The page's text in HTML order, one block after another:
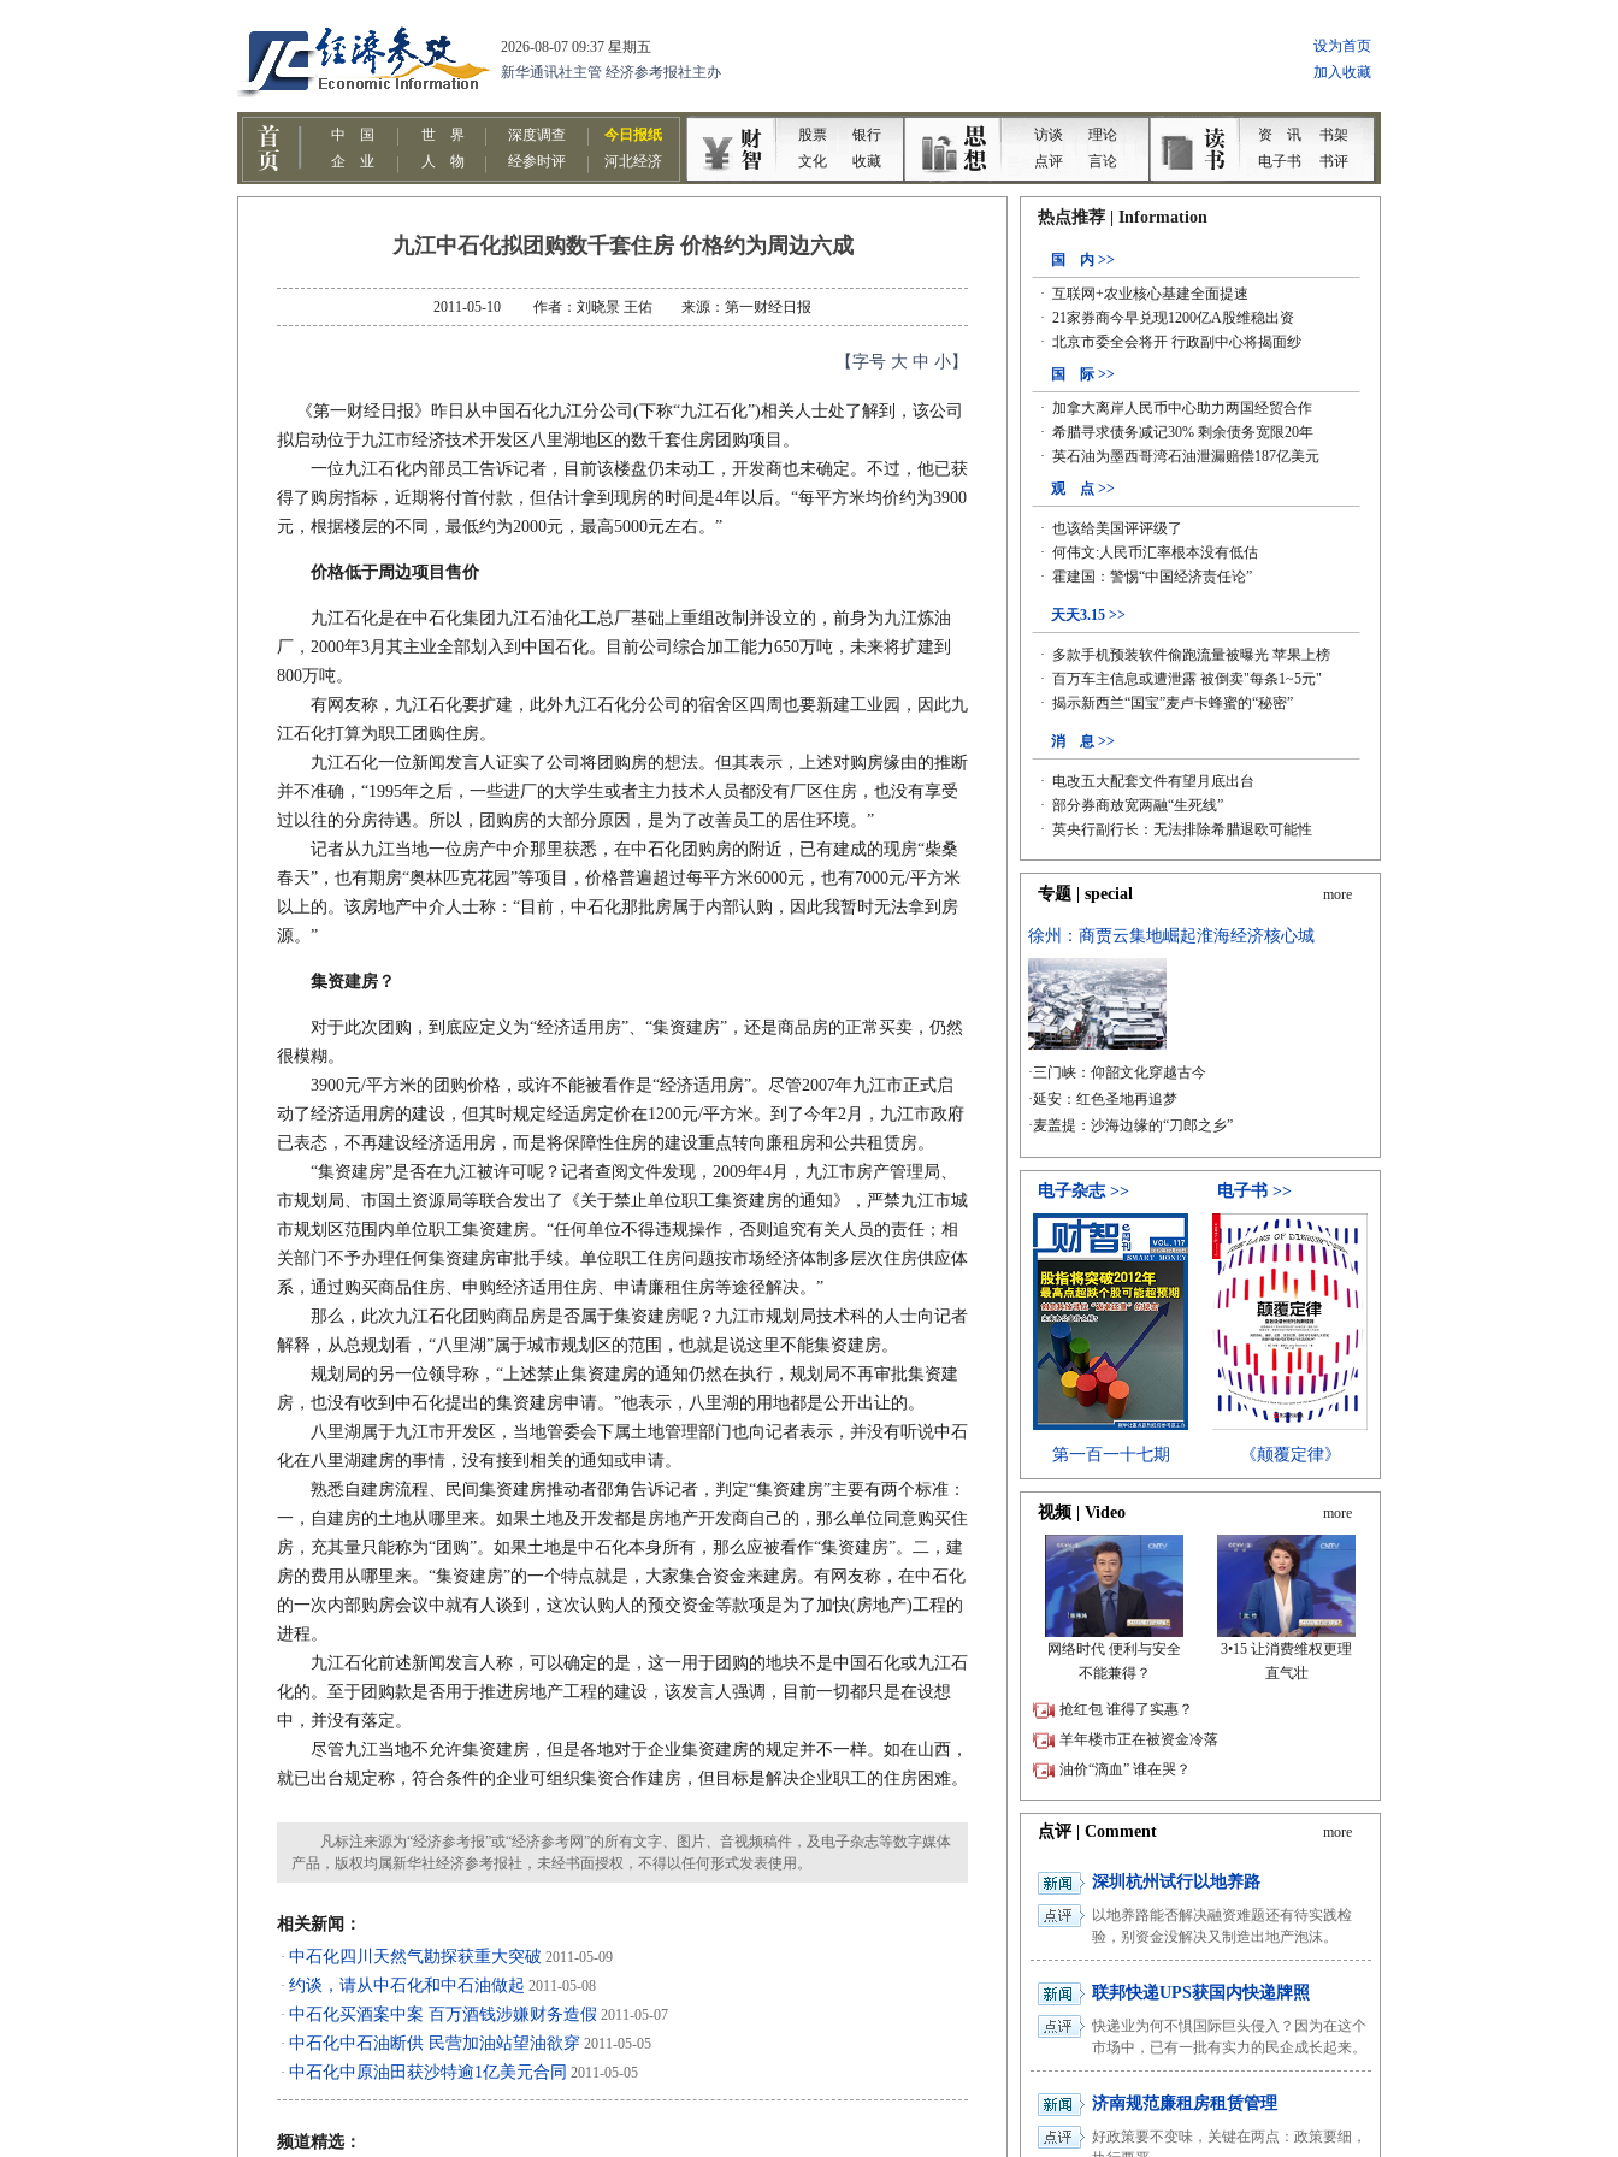
九江中石化拟团购数千套住房 价格约为周边六成
2011-05-10 作者：刘晓景 王佑 来源：第一财经日报
【字号 大 中 小】
《第一财经日报》昨日从中国石化九江分公司(下称“九江石化”)相关人士处了解到，该公司
拟启动位于九江市经济技术开发区八里湖地区的数千套住房团购项目。
一位九江石化内部员工告诉记者，目前该楼盘仍未动工，开发商也未确定。不过，他已获
得了购房指标，近期将付首付款，但估计拿到现房的时间是4年以后。“每平方米均价约为3900
元，根据楼层的不同，最低约为2000元，最高5000元左右。”
价格低于周边项目售价
九江石化是在中石化集团九江石油化工总厂基础上重组改制并设立的，前身为九江炼油
厂，2000年3月其主业全部划入到中国石化。目前公司综合加工能力650万吨，未来将扩建到
800万吨。
有网友称，九江石化要扩建，此外九江石化分公司的宿舍区四周也要新建工业园，因此九
江石化打算为职工团购住房。
九江石化一位新闻发言人证实了公司将团购房的想法。但其表示，上述对购房缘由的推断
并不准确，“1995年之后，一些进厂的大学生或者主力技术人员都没有厂区住房，也没有享受
过以往的分房待遇。所以，团购房的大部分原因，是为了改善员工的居住环境。”
记者从九江当地一位房产中介那里获悉，在中石化团购房的附近，已有建成的现房“柴桑
春天”，也有期房“奥林匹克花园”等项目，价格普遍超过每平方米6000元，也有7000元/平方米
以上的。该房地产中介人士称：“目前，中石化那批房属于内部认购，因此我暂时无法拿到房
源。”
集资建房？
对于此次团购，到底应定义为“经济适用房”、“集资建房”，还是商品房的正常买卖，仍然
很模糊。
3900元/平方米的团购价格，或许不能被看作是“经济适用房”。尽管2007年九江市正式启
动了经济适用房的建设，但其时规定经适房定价在1200元/平方米。到了今年2月，九江市政府
已表态，不再建设经济适用房，而是将保障性住房的建设重点转向廉租房和公共租赁房。
“集资建房”是否在九江被许可呢？记者查阅文件发现，2009年4月，九江市房产管理局、
市规划局、市国土资源局等联合发出了《关于禁止单位职工集资建房的通知》，严禁九江市城
市规划区范围内单位职工集资建房。“任何单位不得违规操作，否则追究有关人员的责任；相
关部门不予办理任何集资建房审批手续。单位职工住房问题按市场经济体制多层次住房供应体
系，通过购买商品住房、申购经济适用住房、申请廉租住房等途径解决。”
那么，此次九江石化团购商品房是否属于集资建房呢？九江市规划局技术科的人士向记者
解释，从总规划看，“八里湖”属于城市规划区的范围，也就是说这里不能集资建房。
规划局的另一位领导称，“上述禁止集资建房的通知仍然在执行，规划局不再审批集资建
房，也没有收到中石化提出的集资建房申请。”他表示，八里湖的用地都是公开出让的。
八里湖属于九江市开发区，当地管委会下属土地管理部门也向记者表示，并没有听说中石
化在八里湖建房的事情，没有接到相关的通知或申请。
熟悉自建房流程、民间集资建房推动者邵角告诉记者，判定“集资建房”主要有两个标准：
一，自建房的土地从哪里来。如果土地及开发都是房地产开发商自己的，那么单位同意购买住
房，充其量只能称为“团购”。如果土地是中石化本身所有，那么应被看作“集资建房”。二，建
房的费用从哪里来。“集资建房”的一个特点就是，大家集合资金来建房。有网友称，在中石化
的一次内部购房会议中就有人谈到，这次认购人的预交资金等款项是为了加快(房地产)工程的
进程。
九江石化前述新闻发言人称，可以确定的是，这一用于团购的地块不是中国石化或九江石
化的。至于团购款是否用于推进房地产工程的建设，该发言人强调，目前一切都只是在设想
中，并没有落定。
尽管九江当地不允许集资建房，但是各地对于企业集资建房的规定并不一样。如在山西，
就已出台规定称，符合条件的企业可组织集资合作建房，但目标是解决企业职工的住房困难。
凡标注来源为“经济参考报”或“经济参考网”的所有文字、图片、音视频稿件，及电子杂志等数字媒体
产品，版权均属新华社经济参考报社，未经书面授权，不得以任何形式发表使用。
相关新闻：
· 中石化四川天然气勘探获重大突破 2011-05-09
· 约谈，请从中石化和中石油做起 2011-05-08
· 中石化买酒案中案 百万酒钱涉嫌财务造假 2011-05-07
· 中石化中石油断供 民营加油站望油欲穿 2011-05-05
· 中石化中原油田获沙特逾1亿美元合同 2011-05-05
频道精选：